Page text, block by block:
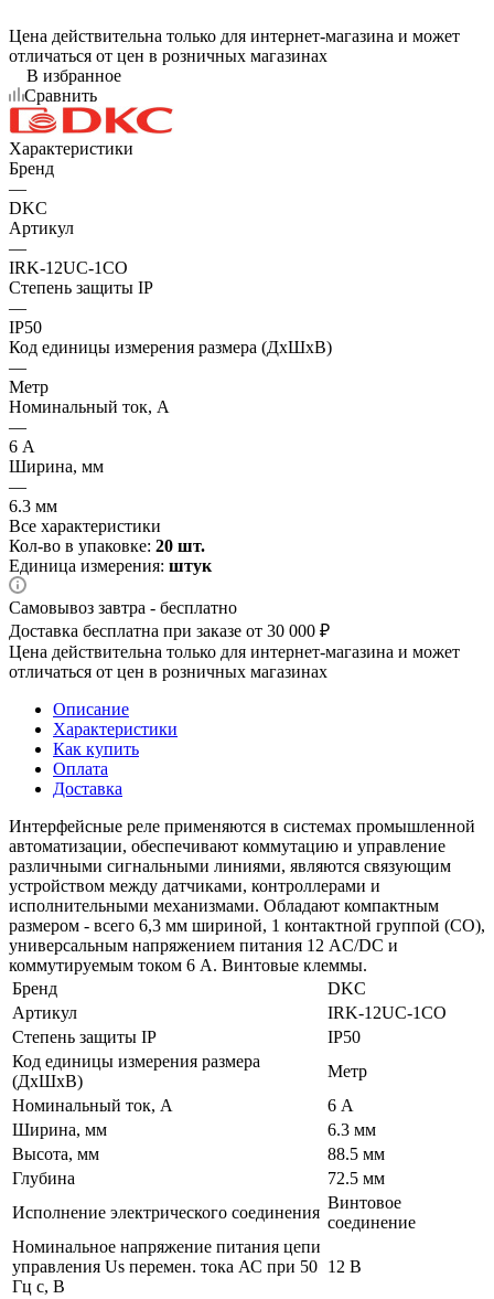
Цена действительна только для интернет-магазина и может
отличаться от цен в розничных магазинах
В избранное
Сравнить
Характеристики
Бренд
—
DKC
Артикул
—
IRK-12UC-1CO
Степень защиты IP
—
IP50
Код единицы измерения размера (ДхШхВ)
—
Метр
Номинальный ток, А
—
6 А
Ширина, мм
—
6.3 мм
Все характеристики
Кол-во в упаковке: 20 шт.
Единица измерения: штук
Самовывоз завтра - бесплатно
Доставка бесплатна при заказе от 30 000 ₽
Цена действительна только для интернет-магазина и может
отличаться от цен в розничных магазинах
Описание
Характеристики
Как купить
Оплата
Доставка
Интерфейсные реле применяются в системах промышленной
автоматизации, обеспечивают коммутацию и управление
различными сигнальными линиями, являются связующим
устройством между датчиками, контроллерами и
исполнительными механизмами. Обладают компактным
размером - всего 6,3 мм шириной, 1 контактной группой (СО),
универсальным напряжением питания 12 AC/DC и
коммутируемым током 6 А. Винтовые клеммы.
Бренд
DKC
Артикул
IRK-12UC-1CO
Степень защиты IP
IP50
Код единицы измерения размера
(ДхШхВ)
Метр
Номинальный ток, А
6 А
Ширина, мм
6.3 мм
Высота, мм
88.5 мм
Глубина
72.5 мм
Исполнение электрического соединения
Винтовое
соединение
Номинальное напряжение питания цепи
управления Us перемен. тока АС при 50
Гц с, В
12 В